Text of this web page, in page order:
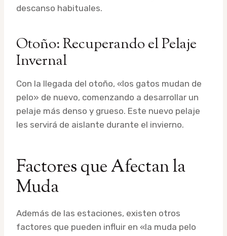
descanso habituales.
Otoño: Recuperando el Pelaje
Invernal
Con la llegada del otoño, «los gatos mudan de
pelo» de nuevo, comenzando a desarrollar un
pelaje más denso y grueso. Este nuevo pelaje
les servirá de aislante durante el invierno.
Factores que Afectan la
Muda
Además de las estaciones, existen otros
factores que pueden influir en «la muda pelo